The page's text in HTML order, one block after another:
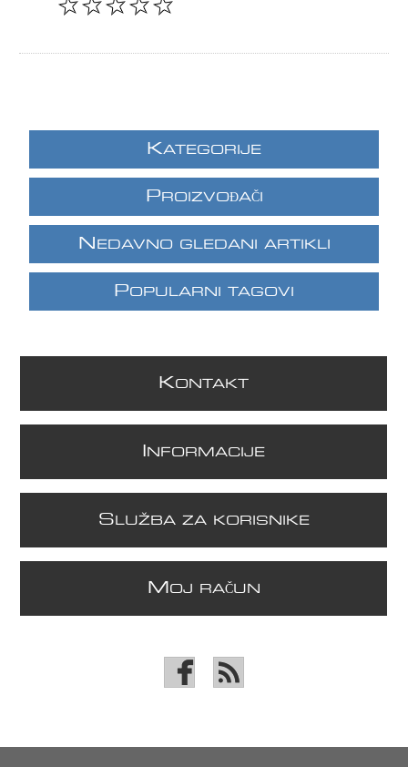
KATEGORIJE
PROIZVOĐAČI
N EDAVNO GLEDANI ARTIKLI
POPULARNI TAGOVI
KONTAKT
NFORMACIJE
S LUŽBA ZA KORISNIKE
M OJ RAČUN